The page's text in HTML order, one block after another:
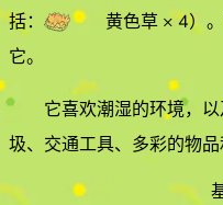
括：
黄色草 × 4）。
它。
它喜欢潮湿的环境，
圾、交通工具、多彩的物